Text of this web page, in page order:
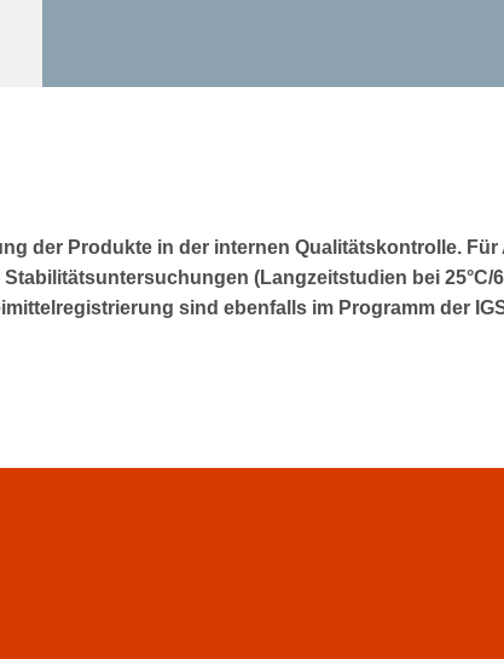
der Produkte in der internen Qualitätskontrolle.
(Langzeitstudien bei 25°C/
sind ebenfalls im Programm der